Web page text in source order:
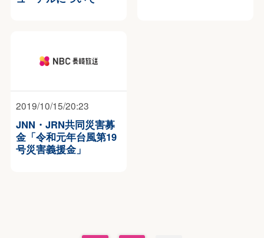
2019/10/15/20:23
JNN・JRN共同災害募
金「令和元年台風第19
号災害義援金」